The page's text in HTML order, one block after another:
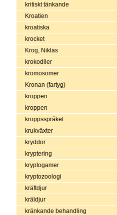
kritiskt tänkande
Kroatien
kroatiska
krocket
Krog, Niklas
krokodiler
kromosomer
Kronan (fartyg)
kroppen
kroppen
kroppsspråket
krukväxter
kryddor
kryptering
kryptogamer
kryptozoologi
kräftdjur
kräldjur
kränkande behandling